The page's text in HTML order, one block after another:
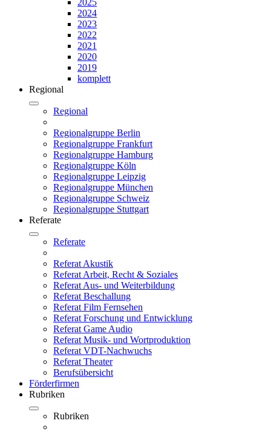
2025
2024
2023
2022
2021
2020
2019
komplett
Regional
Regional
Regionalgruppe Berlin
Regionalgruppe Frankfurt
Regionalgruppe Hamburg
Regionalgruppe Köln
Regionalgruppe Leipzig
Regionalgruppe München
Regionalgruppe Schweiz
Regionalgruppe Stuttgart
Referate
Referate
Referat Akustik
Referat Arbeit, Recht & Soziales
Referat Aus- und Weiterbildung
Referat Beschallung
Referat Film Fernsehen
Referat Forschung und Entwicklung
Referat Game Audio
Referat Musik- und Wortproduktion
Referat VDT-Nachwuchs
Referat Theater
Berufsübersicht
Förderfirmen
Rubriken
Rubriken